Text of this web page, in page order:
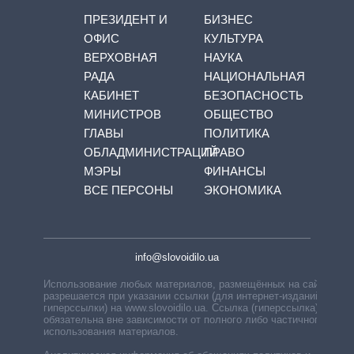
ПРЕЗИДЕНТ И
ОФИС
ВЕРХОВНАЯ
РАДА
КАБИНЕТ
МИНИСТРОВ
ГЛАВЫ
ОБЛАДМИНИСТРАЦИЙ
МЭРЫ
ВСЕ ПЕРСОНЫ
БИЗНЕС
КУЛЬТУРА
НАУКА
НАЦИОНАЛЬНАЯ
БЕЗОПАСНОСТЬ
ОБЩЕСТВО
ПОЛИТИКА
ПРАВО
ФИНАНСЫ
ЭКОНОМИКА
info@slovoidilo.ua
Использование любых материалов, размещённых на сайте,
разрешается при указании ссылки (для интернет-изданий —
гиперссылки) на www.slovoidilo.ua. Ссылка (гиперссылка)
обязательна вне зависимости от полного либо частичного
использования материалов.